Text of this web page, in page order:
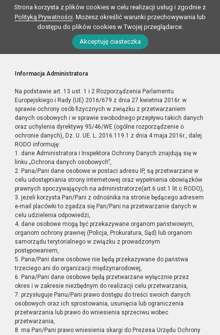
Strona korzysta z plików cookies w celu realizacji usług i zgodnie z
Polityką Prywatności. Możesz określić warunki przechowywania lub
dostępu do plików cookies w Twojej przeglądarce.
Akceptuję ciasteczka
Informacja Administratora
Na podstawie art. 13 ust. 1 i 2 Rozporządzenia Parlamentu
Europejskiego i Rady (UE) 2016/679 z dnia 27 kwietnia 2016r. w
sprawie ochrony osób fizycznych w związku z przetwarzaniem
danych osobowych i w sprawie swobodnego przepływu takich danych
oraz uchylenia dyrektywy 95/46/WE (ogólne rozporządzenie o
ochronie danych), Dz. U. UE. L. 2016.119.1 z dnia 4 maja 2016r., dalej
RODO informuję:
1. dane Administratora i Inspektora Ochrony Danych znajdują się w
linku „Ochrona danych osobowych”,
2. Pana/Pani dane osobowe w postaci adresu IP, są przetwarzane w
celu udostępniania strony internetowej oraz wypełnienia obowiązków
prawnych spoczywających na administratorze(art.6 ust.1 lit.c RODO),
3. jeżeli korzysta Pan/Pani z odnośnika na stronie będącego adresem
e-mail placówki to zgadza się Pan/Pani na przetwarzanie danych w
celu udzielenia odpowiedzi,
4. dane osobowe mogą być przekazywane organom państwowym,
organom ochrony prawnej (Policja, Prokuratura, Sąd) lub organom
samorządu terytorialnego w związku z prowadzonym
postępowaniem,
5. Pana/Pani dane osobowe nie będą przekazywane do państwa
trzeciego ani do organizacji międzynarodowej,
6. Pana/Pani dane osobowe będą przetwarzane wyłącznie przez
okres i w zakresie niezbędnym do realizacji celu przetwarzania,
7. przysługuje Panu/Pani prawo dostępu do treści swoich danych
osobowych oraz ich sprostowania, usunięcia lub ograniczenia
przetwarzania lub prawo do wniesienia sprzeciwu wobec
przetwarzania,
8. ma Pan/Pani prawo wniesienia skargi do Prezesa Urzędu Ochrony